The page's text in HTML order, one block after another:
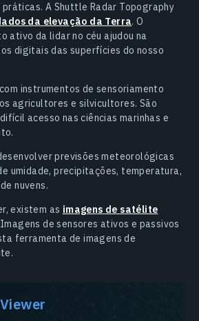
A Shuttle Radar Topography
da elevação da Terra. O
ativo da lidar no céu ajudou na
digitais das superfícies do nosso
instrumentos de sensoriamento
agricultores e silvicultores. São
acesso nas ciências marinhas e
previsões meteorológicas
umidade, precipitações, temperatura,
nuvens.
existem as imagens de satélite
de sensores ativos e passivos
ferramenta de imagens de